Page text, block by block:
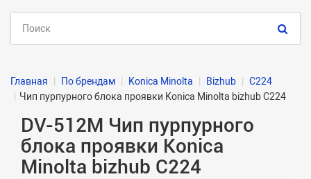
Главная По брендам Konica Minolta Bizhub
C224
Чип пурпурного блока проявки Konica Minolta bizhub C224
DV-512M Чип пурпурного
блока проявки Konica
Minolta bizhub C224